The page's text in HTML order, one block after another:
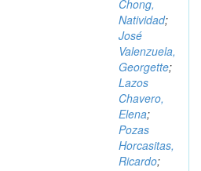
Chong,
Natividad;
José
Valenzuela,
Georgette;
Lazos
Chavero,
Elena;
Pozas
Horcasitas,
Ricardo;